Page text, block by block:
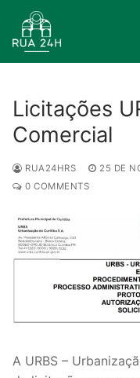
content
Licitações
Comercial
RUA24HRS 25 DE
0 COMMENTS
A URBS –